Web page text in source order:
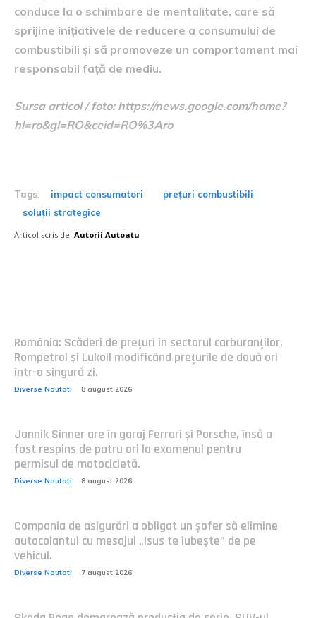
conduce la o schimbare de mentalitate, care să
sprijine inițiativele de reducere a consumului de
combustibili și să promoveze un comportament mai
responsabil față de mediu.
Sursa articol / foto: https://news.google.com/home?
hl=ro&gl=RO&ceid=RO%3Aro
Tags: impact consumatori
prețuri combustibili
soluții strategice
Articol scris de: Autorii Autoatu
România: Scăderi de prețuri în sectorul carburanților,
Rompetrol și Lukoil modificând prețurile de două ori
într-o singură zi.
Diverse Noutati 8 august 2026
Jannik Sinner are în garaj Ferrari și Porsche, însă a
fost respins de patru ori la examenul pentru
permisul de motocicletă.
Diverse Noutati 8 august 2026
Compania de asigurări a obligat un șofer să elimine
autocolantul cu mesajul „Isus te iubește” de pe
vehicul.
Diverse Noutati 7 august 2026